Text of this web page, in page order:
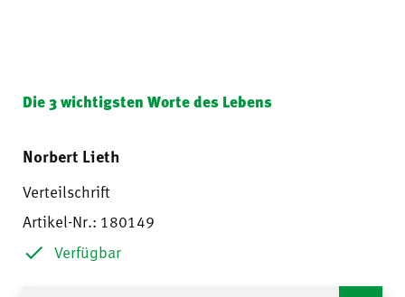
Die 3 wichtigsten Worte des Lebens
Norbert Lieth
Verteilschrift
Artikel-Nr.: 180149
Verfügbar